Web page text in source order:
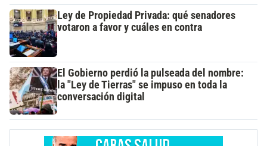
Ley de Propiedad Privada: qué senadores
votaron a favor y cuáles en contra
El Gobierno perdió la pulseada del nombre:
la "Ley de Tierras" se impuso en toda la
conversación digital